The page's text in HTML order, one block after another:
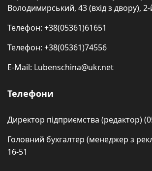
Володимирський, 43 (вхід з двору),
Телефон: +38(05361)61651
Телефон: +38(05361)74556
E-Mail: Lubenschina@ukr.net
Телефони
Директор підприємства (редактор)
Головний бухгалтер (менеджер з
16-51